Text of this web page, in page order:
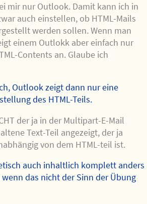
mir nur Outlook. Damit kann ich in
auch einstellen, ob HTML-Mails
werden sollen. Wenn man
einem Outlokk aber einfach nur
Contents an. Glaube ich
Outlook zeigt dann nur eine
des HTML-Teils.
der ja in der Multipart-E-Mail
Text-Teil angezeigt, der ja
von dem HTML-teil ist.
auch inhaltlich komplett anders
das nicht der Sinn der Übung